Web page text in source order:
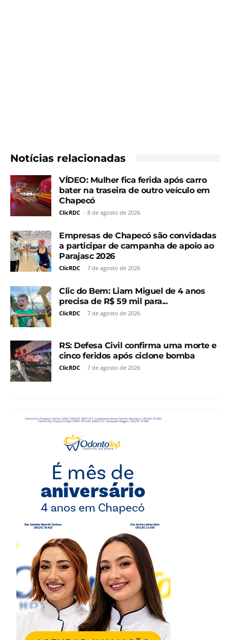
Notícias relacionadas
VÍDEO: Mulher fica ferida após carro
bater na traseira de outro veículo em
Chapecó
ClicRDC - 8 de agosto de 2026
Empresas de Chapecó são convidadas
a participar de campanha de apoio ao
Parajasc 2026
ClicRDC - 7 de agosto de 2026
Clic do Bem: Liam Miguel de 4 anos
precisa de R$ 59 mil para...
ClicRDC - 7 de agosto de 2026
RS: Defesa Civil confirma uma morte e
cinco feridos após ciclone bomba
ClicRDC - 7 de agosto de 2026